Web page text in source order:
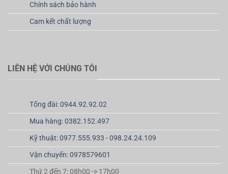
Chính sách bảo hành
Cam kết chất lượng
LIÊN HỆ VỚI CHÚNG TÔI
Tổng đài: 0944.92.92.02
Mua hàng: 0382.152.497
Kỹ thuật: 0977.555.933 - 098.24.24.109
Vận chuyển: 0978579601
Thứ 2 đến 7: 08h00 -> 17h00